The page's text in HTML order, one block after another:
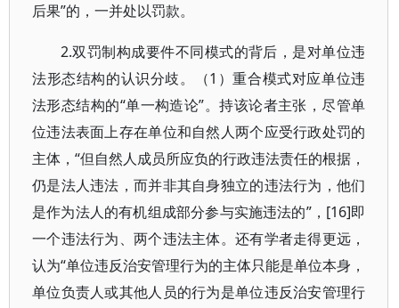
后果”的，一并处以罚款。
2.双罚制构成要件不同模式的背后，是对单位违
法形态结构的认识分歧。（1）重合模式对应单位违
法形态结构的“单一构造论”。持该论者主张，尽管单
位违法表面上存在单位和自然人两个应受行政处罚的
主体，“但自然人成员所应负的行政违法责任的根据，
仍是法人违法，而并非其自身独立的违法行为，他们
是作为法人的有机组成部分参与实施违法的”，[16]即
一个违法行为、两个违法主体。还有学者走得更远，
认为“单位违反治安管理行为的主体只能是单位本身，
单位负责人或其他人员的行为是单位违反治安管理行